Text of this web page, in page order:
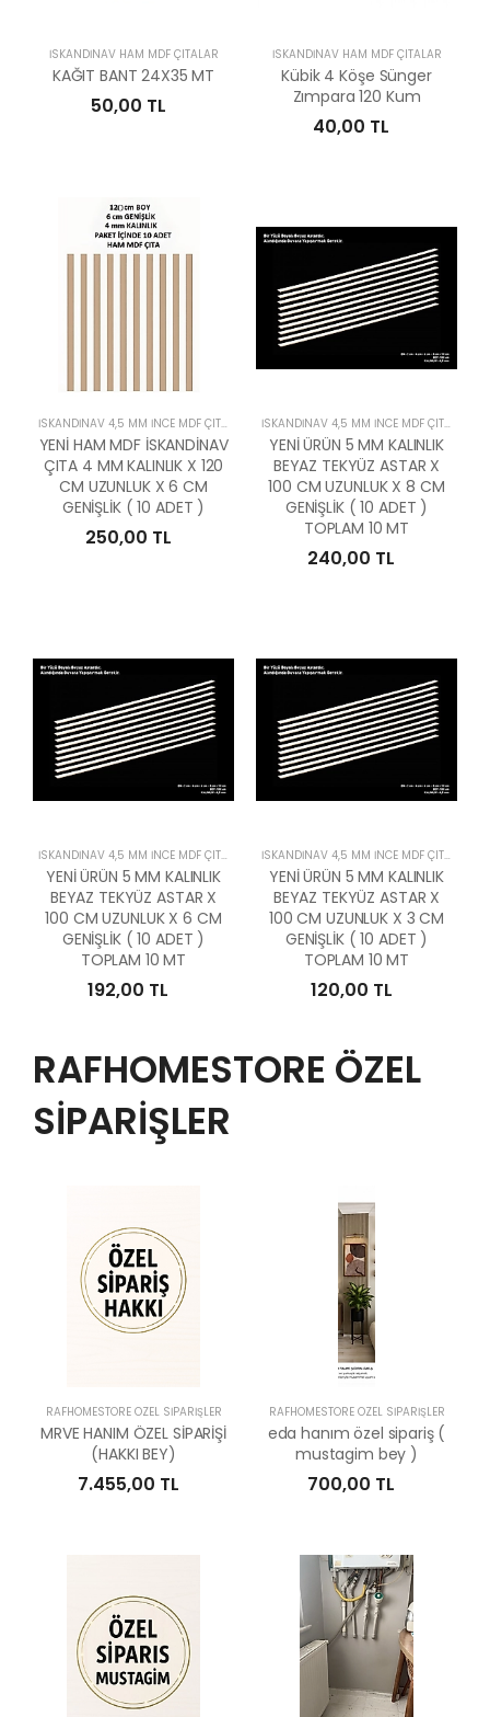
İSKANDİNAV HAM MDF ÇITALAR
KAĞIT BANT 24X35 MT
50,00 TL
İSKANDİNAV HAM MDF ÇITALAR
Kübik 4 Köşe Sünger
Zımpara 120 Kum
40,00 TL
İSKANDİNAV 4,5 MM İNCE MDF ÇITALAR
YENİ HAM MDF İSKANDİNAV
ÇITA 4 MM KALINLIK X 120
CM UZUNLUK X 6 CM
GENİŞLİK ( 10 ADET )
250,00 TL
İSKANDİNAV 4,5 MM İNCE MDF ÇITALAR
YENİ ÜRÜN 5 MM KALINLIK
BEYAZ TEKYÜZ ASTAR X
100 CM UZUNLUK X 8 CM
GENİŞLİK ( 10 ADET )
TOPLAM 10 MT
240,00 TL
İSKANDİNAV 4,5 MM İNCE MDF ÇITALAR
YENİ ÜRÜN 5 MM KALINLIK
BEYAZ TEKYÜZ ASTAR X
100 CM UZUNLUK X 6 CM
GENİŞLİK ( 10 ADET )
TOPLAM 10 MT
192,00 TL
İSKANDİNAV 4,5 MM İNCE MDF ÇITALAR
YENİ ÜRÜN 5 MM KALINLIK
BEYAZ TEKYÜZ ASTAR X
100 CM UZUNLUK X 3 CM
GENİŞLİK ( 10 ADET )
TOPLAM 10 MT
120,00 TL
RAFHOMESTORE ÖZEL
SİPARİŞLER
RAFHOMESTORE ÖZEL SİPARİŞLER
MRVE HANIM ÖZEL SİPARİŞİ
(HAKKI BEY)
7.455,00 TL
RAFHOMESTORE ÖZEL SİPARİŞLER
eda hanım özel sipariş (
mustagim bey )
700,00 TL